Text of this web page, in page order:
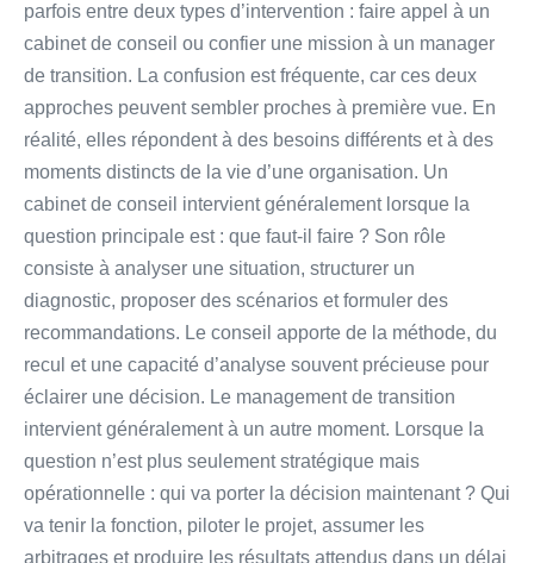
parfois entre deux types d’intervention : faire appel à un
cabinet de conseil ou confier une mission à un manager
de transition. La confusion est fréquente, car ces deux
approches peuvent sembler proches à première vue. En
réalité, elles répondent à des besoins différents et à des
moments distincts de la vie d’une organisation. Un
cabinet de conseil intervient généralement lorsque la
question principale est : que faut-il faire ? Son rôle
consiste à analyser une situation, structurer un
diagnostic, proposer des scénarios et formuler des
recommandations. Le conseil apporte de la méthode, du
recul et une capacité d’analyse souvent précieuse pour
éclairer une décision. Le management de transition
intervient généralement à un autre moment. Lorsque la
question n’est plus seulement stratégique mais
opérationnelle : qui va porter la décision maintenant ? Qui
va tenir la fonction, piloter le projet, assumer les
arbitrages et produire les résultats attendus dans un délai